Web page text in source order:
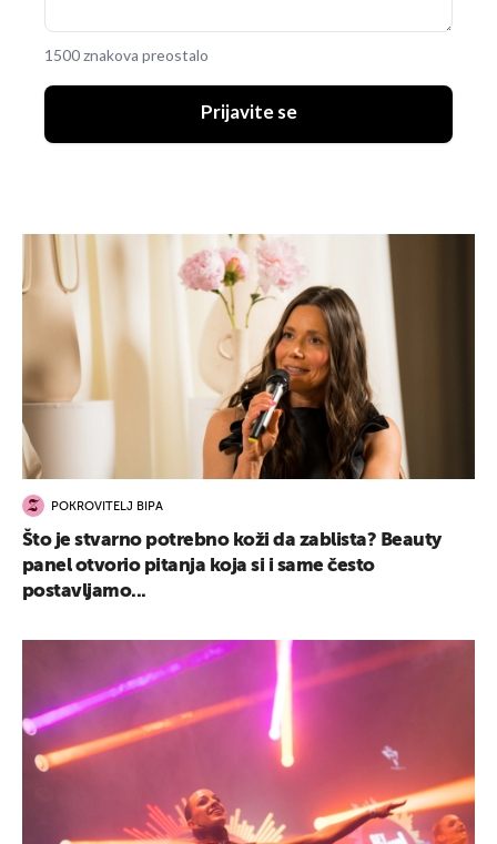
1500 znakova preostalo
Prijavite se
POKROVITELJ BIPA
Što je stvarno potrebno koži da zablista? Beauty
panel otvorio pitanja koja si i same često
postavljamo...